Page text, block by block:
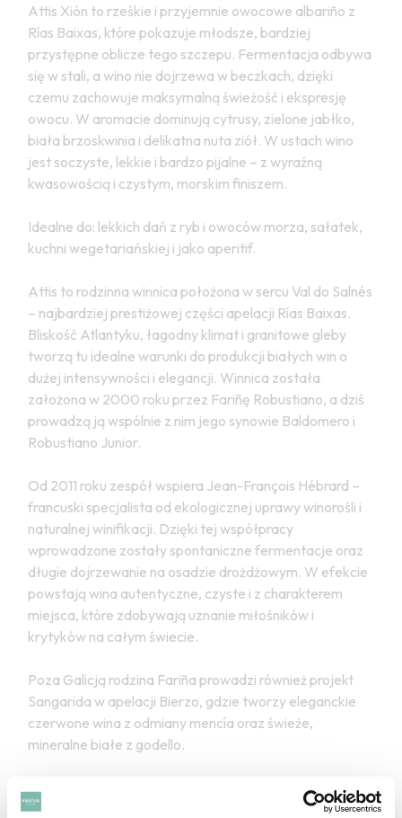
Attis Xión to rześkie i przyjemnie owocowe albariño z
Rías Baixas, które pokazuje młodsze, bardziej
przystępne oblicze tego szczepu. Fermentacja odbywa
się w stali, a wino nie dojrzewa w beczkach, dzięki
czemu zachowuje maksymalną świeżość i ekspresję
owocu. W aromacie dominują cytrusy, zielone jabłko,
biała brzoskwinia i delikatna nuta ziół. W ustach wino
jest soczyste, lekkie i bardzo pijalne – z wyraźną
kwasowością i czystym, morskim finiszem.
Idealne do: lekkich dań z ryb i owoców morza, sałatek,
kuchni wegetariańskiej i jako aperitif.
Attis to rodzinna winnica położona w sercu Val do Salnés
– najbardziej prestiżowej części apelacji Rías Baixas.
Bliskość Atlantyku, łagodny klimat i granitowe gleby
tworzą tu idealne warunki do produkcji białych win o
dużej intensywności i elegancji. Winnica została
założona w 2000 roku przez Fariñę Robustiano, a dziś
prowadzą ją wspólnie z nim jego synowie Baldomero i
Robustiano Junior.
Od 2011 roku zespół wspiera Jean-François Hébrard –
francuski specjalista od ekologicznej uprawy winorośli i
naturalnej winifikacji. Dzięki tej współpracy
wprowadzone zostały spontaniczne fermentacje oraz
długie dojrzewanie na osadzie drożdżowym. W efekcie
powstają wina autentyczne, czyste i z charakterem
miejsca, które zdobywają uznanie miłośników i
krytyków na całym świecie.
Poza Galicją rodzina Fariña prowadzi również projekt
Sangarida w apelacji Bierzo, gdzie tworzy eleganckie
czerwone wina z odmiany mencía oraz świeże,
mineralne białe z godello.
ZOBACZ TAKŻE